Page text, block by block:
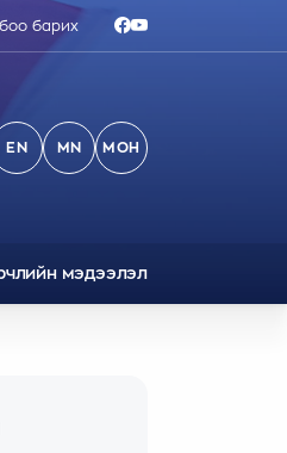
барих
EN MN МОН
мэдээлэл